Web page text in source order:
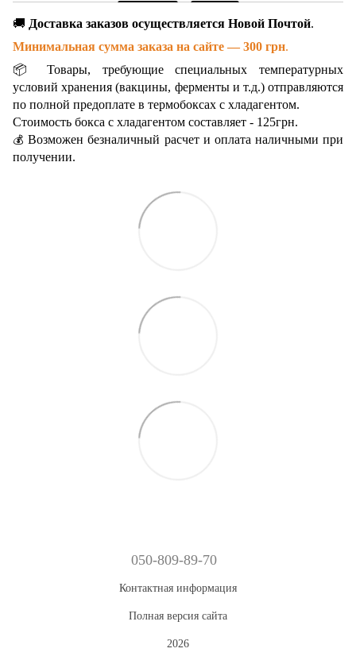
🚚 Доставка заказов осуществляется Новой Почтой.
Минимальная сумма заказа на сайте — 300 грн.
📦 Товары, требующие специальных температурных
условий хранения (вакцины, ферменты и т.д.) отправляются
по полной предоплате в термобоксах с хладагентом.
Стоимость бокса с хладагентом составляет - 125грн.
💰Возможен безналичный расчет и оплата наличными при
получении.
050-809-89-70
Контактная информация
Полная версия сайта
2026